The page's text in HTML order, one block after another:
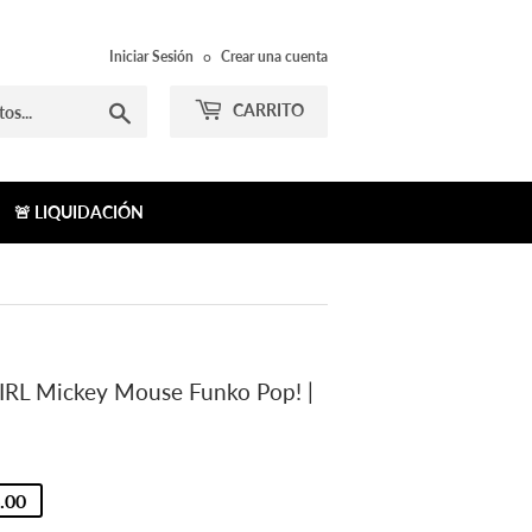
Iniciar Sesión o Crear una cuenta
CARRITO
🚨 LIQUIDACIÓN
Mickey Mouse Funko Pop! |